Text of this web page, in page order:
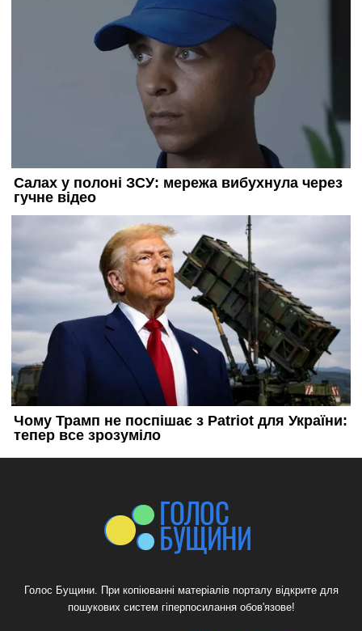
Голос Бущини. При копіюванні матеріалів порталу відкрите для
пошукових систем гіперпосилання обов'язове!